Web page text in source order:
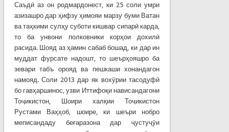
Саъдӣ аз он родмардонест, ки 25 соли умри
азизашро дар ҳифзу ҳимояи марзу буми Ватан
ва таҳкими сулҳу суботи кишвар сипарӣ карда,
то ба унвони полковники корҳои дохилӣ
расида. Шояд аз ҳамин сабаб бошад, ки дар ин
муддат фурсате надошт, то шеърҳояшро ба
зевари табъ орояд ва пешкаши хонандагон
намояд. Соли 2013 дар як вохӯрии тасодуфӣ
бо гавҳаршинос, узви Иттифоқи нависандагони
Тоҷикистон, Шоири халқии Тоҷикистон
Рустами Ваҳҳоб, шоире, ки шеъри нобро
меписандаду беғаразона дар ҷустуҷӯи